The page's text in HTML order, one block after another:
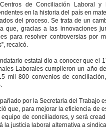
de Conciliación Laboral
en la historia del país en
del proceso. Se trata de un
que, gracias a las innovaciones
para resolver controversias por
recalcó.
estatal dio a conocer que el
Laborales cumplieron un año
mil 800 convenios de
por la Secretaria del Trabajo
que, para mejorar la eficiencia de
equipo de conciliadores, y será
la justicia laboral alternativa a